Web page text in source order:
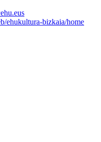
ehukultura-bizkaia/home